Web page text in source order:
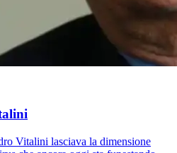
Vitalini lasciava la dimensione